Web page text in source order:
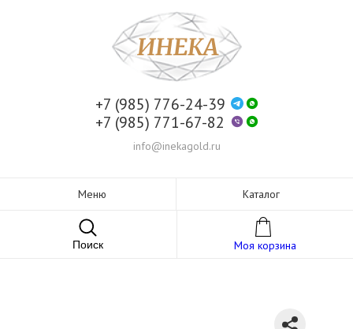
+7 (985) 776-24-39
+7 (985) 771-67-82
info@inekagold.ru
Меню Каталог
Поиск Моя корзина